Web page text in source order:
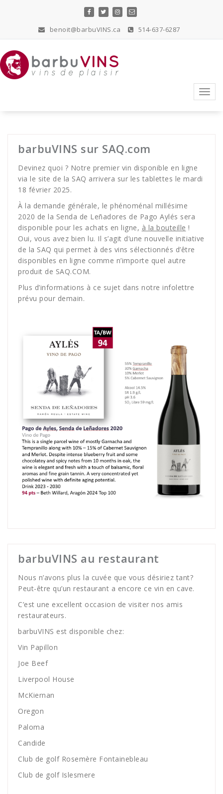
benoit@barbuVINS.ca 514-637-6287
barbuVINS sur SAQ.com
Devinez quoi ? Notre premier vin disponible en ligne
via le site de la SAQ arrivera sur les tablettes le mardi
18 février 2025.
À la demande générale, le phénoménal millésime
2020 de la Senda de Leñadores de Pago Aylés sera
disponible pour les achats en ligne, à la bouteille !
Oui, vous avez bien lu. Il s’agit d’une nouvelle initiative
de la SAQ qui permet à des vins sélectionnés d’être
disponibles en ligne comme n’importe quel autre
produit de SAQ.COM.
Plus d’informations à ce sujet dans notre infolettre
prévu pour demain.
barbuVINS au restaurant
Nous n’avons plus la cuvée que vous désiriez tant?
Peut-être qu’un restaurant a encore ce vin en cave.
C’est une excellent occasion de visiter nos amis
restaurateurs.
barbuVINS est disponible chez:
Vin Papillon
Joe Beef
Liverpool House
McKiernan
Oregon
Paloma
Candide
Club de golf Rosemère Fontainebleau
Club de golf Islesmere